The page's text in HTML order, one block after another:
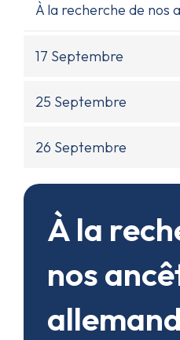
À la recherche de nos
17 Septembre
25 Septembre
26 Septembre
À la
nos